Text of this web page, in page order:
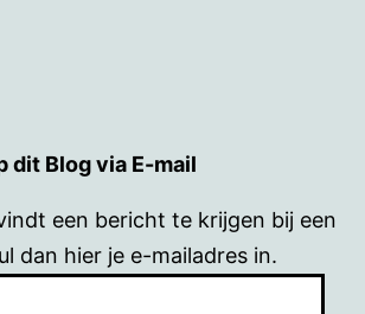
dit Blog via E-mail
een bericht te krijgen bij een
dan hier je e-mailadres in.